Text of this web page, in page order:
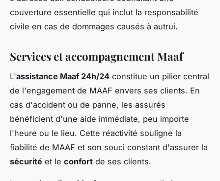
couverture essentielle qui inclut la responsabilité
civile en cas de dommages causés à autrui.
Services et accompagnement Maaf
L'assistance Maaf 24h/24 constitue un pilier central
de l'engagement de MAAF envers ses clients. En
cas d'accident ou de panne, les assurés
bénéficient d'une aide immédiate, peu importe
l'heure ou le lieu. Cette réactivité souligne la
fiabilité de MAAF et son souci constant d'assurer la
sécurité et le confort de ses clients.